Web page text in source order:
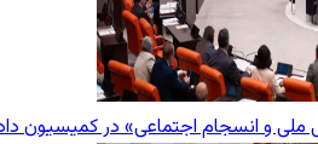
ملی و انسجام اجتماعی» در کمیسیون